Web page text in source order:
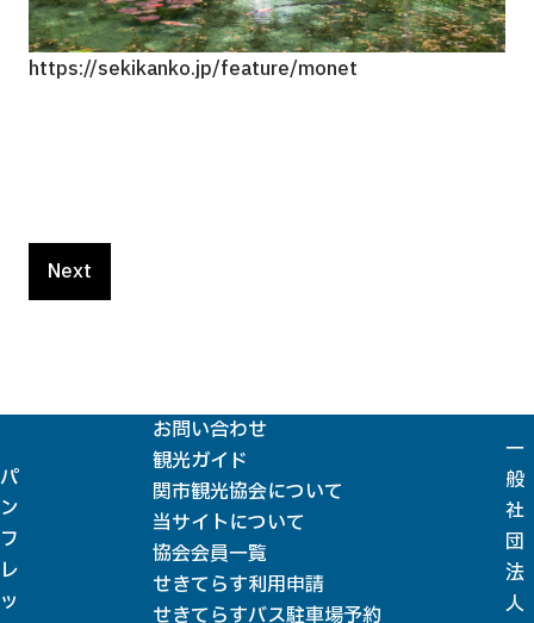
https://sekikanko.jp/feature/monet
Next
パ
ン
フ
レ
ッ
お問い合わせ
観光ガイド
関市観光協会について
当サイトについて
協会会員一覧
せきてらす利用申請
せきてらすバス駐車場予約
一
般
社
団
法
人